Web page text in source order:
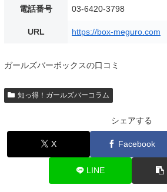
電話番号 03-6420-3798
URL https://box-meguro.com
ガールズバーボックスの口コミ
知っ得！ガールズバーコラム
シェアする
X Facebook
LINE